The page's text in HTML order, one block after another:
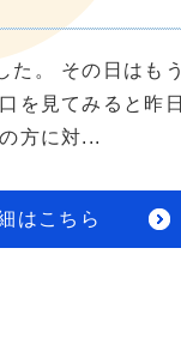
た。 その日はもう
を見てみると昨日
方に対...
はこちら